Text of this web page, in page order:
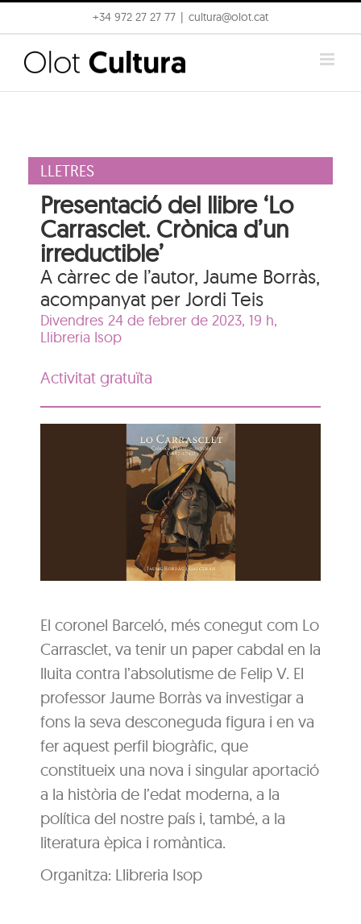
to
content
+34 972 27 27 77 cultura@olot.cat
LLETRES
Presentació del llibre ‘Lo
Carrasclet. Crònica d’un
irreductible’
A càrrec de l’autor, Jaume Borràs,
acompanyat per Jordi Teis
Divendres 24 de febrer de 2023, 19 h,
Llibreria Isop
Activitat gratuïta
El coronel Barceló, més conegut com Lo
Carrasclet, va tenir un paper cabdal en la
lluita contra l’absolutisme de Felip V. El
professor Jaume Borràs va investigar a
fons la seva desconeguda figura i en va
fer aquest perfil biogràfic, que
constitueix una nova i singular aportació
a la història de l’edat moderna, a la
política del nostre país i, també, a la
literatura èpica i romàntica.
Organitza: Llibreria Isop